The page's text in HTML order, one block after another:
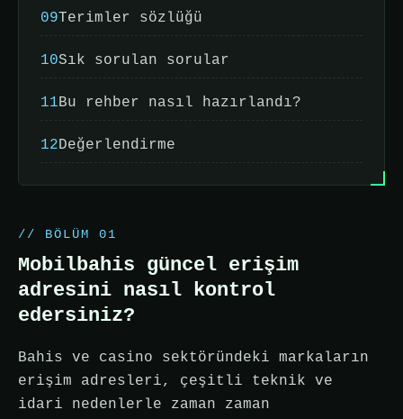
09Terimler sözlüğü
10Sık sorulan sorular
11Bu rehber nasıl hazırlandı?
12Değerlendirme
// BÖLÜM 01
Mobilbahis güncel erişim
adresini nasıl kontrol
edersiniz?
Bahis ve casino sektöründeki markaların
erişim adresleri, çeşitli teknik ve
idari nedenlerle zaman zaman